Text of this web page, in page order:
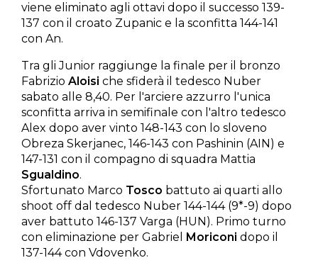
viene eliminato agli ottavi dopo il successo 139-
137 con il croato Zupanic e la sconfitta 144-141
con An.
Tra gli Junior raggiunge la finale per il bronzo
Fabrizio Aloisi che sfiderà il tedesco Nuber
sabato alle 8,40. Per l'arciere azzurro l'unica
sconfitta arriva in semifinale con l'altro tedesco
Alex dopo aver vinto 148-143 con lo sloveno
Obreza Skerjanec, 146-143 con Pashinin (AIN) e
147-131 con il compagno di squadra Mattia
Sgualdino.
Sfortunato Marco Tosco battuto ai quarti allo
shoot off dal tedesco Nuber 144-144 (9*-9) dopo
aver battuto 146-137 Varga (HUN). Primo turno
con eliminazione per Gabriel
Moriconi dopo il
137-144 con Vdovenko.